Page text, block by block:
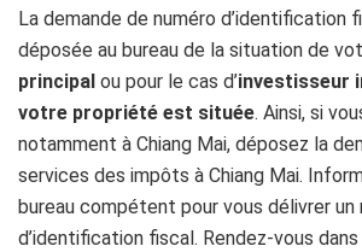
La demande de numéro d’identification
déposée au bureau de la situation de
principal ou pour le cas d’investisseur
votre propriété est située. Ainsi, si
notamment à Chiang Mai, déposez la
services des impôts à Chiang Mai.
bureau compétent pour vous délivrer un
d’identification fiscal. Rendez-vous